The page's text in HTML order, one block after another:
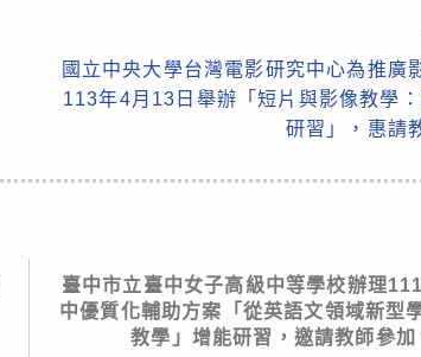
國立中央大學台灣電影研究中心為推廣
113年4月13日舉辦「短片與影像教學
研習」，惠請
臺中市立臺中女子高級中等學校辦理
中優質化輔助方案「從英語文領域新型
教學」增能研習，邀請教師參加